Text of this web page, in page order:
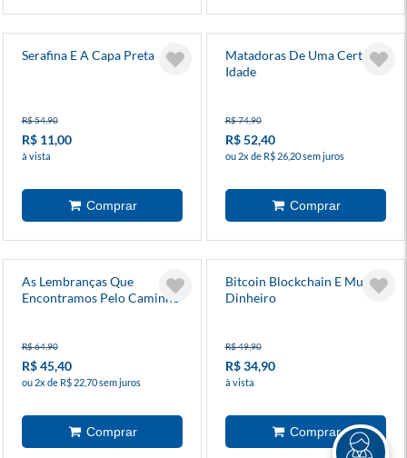
Serafina E A Capa Preta
R$ 54,90
R$ 11,00
à vista
Matadoras De Uma Certa
Idade
R$ 74,90
R$ 52,40
ou 2x de R$ 26,20 sem juros
As Lembranças Que
Encontramos Pelo Caminho
R$ 64,90
R$ 45,40
ou 2x de R$ 22,70 sem juros
Bitcoin Blockchain E Muito
Dinheiro
R$ 49,90
R$ 34,90
à vista